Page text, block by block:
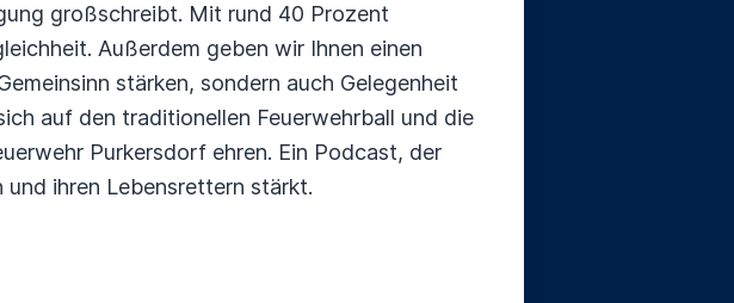
großschreibt. Mit rund 40 Prozent
Außerdem geben wir Ihnen einen
stärken, sondern auch Gelegenheit
auf den traditionellen Feuerwehrball und die
Purkersdorf ehren. Ein Podcast, der
ihren Lebensrettern stärkt.